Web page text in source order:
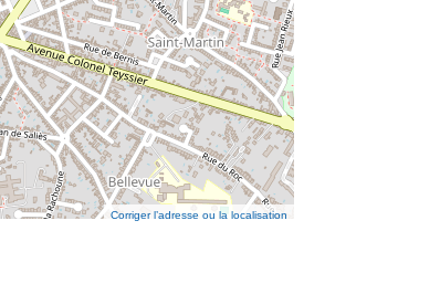
Corriger l’adresse ou la localisation